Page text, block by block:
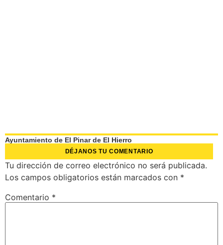
Ayuntamiento de El Pinar de El Hierro
DÉJANOS TU COMENTARIO
Tu dirección de correo electrónico no será publicada.
Los campos obligatorios están marcados con *
Comentario *